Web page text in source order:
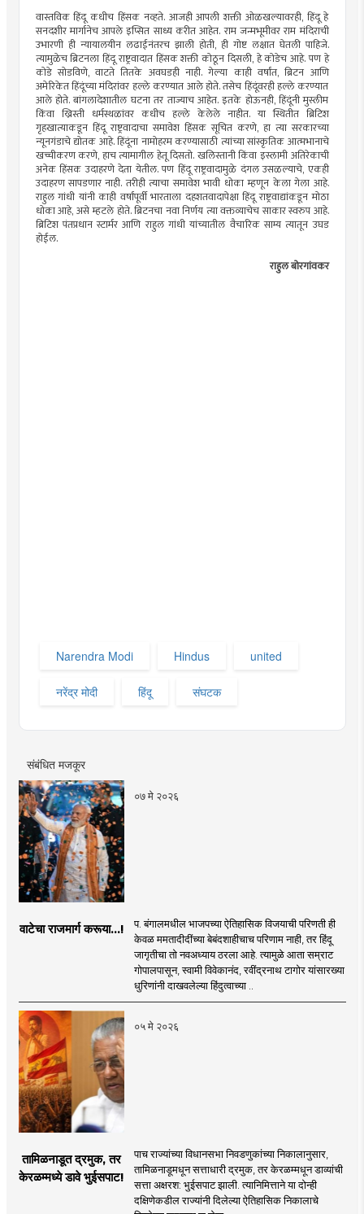
वास्तविक हिंदू कधीच हिंसक नव्हते. आजही आपली शक्ती ओळखल्यावरही, हिंदू हे
सनदशीर मार्गानेच आपले इप्सित साध्य करीत आहेत. राम जन्मभूमीवर राम मंदिराची
उभारणी ही न्यायालयीन लढाईनंतरच झाली होती, ही गोष्ट लक्षात घेतली पाहिजे.
त्यामुळेच ब्रिटनला हिंदू राष्ट्रवादात हिंसक शक्ती कोठून दिसली, हे कोडेच आहे. पण हे
कोडे सोडविणे, वाटते तितके अवघडही नाही. गेल्या काही वर्षांत, ब्रिटन आणि
अमेरिकेत हिंदूंच्या मंदिरांवर हल्ले करण्यात आले होते. तसेच हिंदूंवरही हल्ले करण्यात
आले होते. बांगलादेशातील घटना तर ताज्याच आहेत. इतके होऊनही, हिंदूंनी मुस्लीम
किंवा ख्रिस्ती धर्मस्थळांवर कधीच हल्ले केलेले नाहीत. या स्थितीत ब्रिटिश
गृहखात्याकडून हिंदू राष्ट्रवादाचा समावेश हिंसक सूचित करणे, हा त्या सरकारच्या
न्यूनगंडाचे द्योतक आहे. हिंदूंना नामोहरम करण्यासाठी त्यांच्या सांस्कृतिक आत्मभानाचे
खच्चीकरण करणे, हाच त्यामागील हेतू दिसतो. खलिस्तानी किंवा इस्लामी अतिरेकाची
अनेक हिंसक उदाहरणे देता येतील. पण हिंदू राष्ट्रवादामुळे दंगल उसळल्याचे, एकही
उदाहरण सापडणार नाही. तरीही त्याचा समावेश भावी धोका म्हणून केला गेला आहे.
राहुल गांधी यांनी काही वर्षांपूर्वी भारताला दहशतवादापेक्षा हिंदू राष्ट्रवाद्यांकडून मोठा
धोका आहे, असे म्हटले होते. ब्रिटनचा नवा निर्णय त्या वक्तव्याचेच साकार स्वरुप आहे.
ब्रिटिश पंतप्रधान स्टार्मर आणि राहुल गांधी यांच्यातील वैचारिक साम्य त्यातून उघड
होईल.
राहुल बोरगांवकर
Narendra Modi Hindus united
नरेंद्र मोदी हिंदू संघटक
संबंधित मजकूर
०७ मे २०२६
वाटेचा राजमार्ग करूया...!
प. बंगालमधील भाजपच्या ऐतिहासिक विजयाची परिणती ही
केवळ ममतादीदींच्या बेबंदशाहीचाच परिणाम नाही, तर हिंदू
जागृतीचा तो नवअध्याय ठरला आहे. त्यामुळे आता सम्राट
गोपालपासून, स्वामी विवेकानंद, रवींद्रनाथ टागोर यांसारख्या
धुरिणांनी दाखवलेल्या हिंदुत्वाच्या ..
०५ मे २०२६
तामिळनाडूत द्रमुक, तर
केरळम्मध्ये डावे भुईसपाट!
पाच राज्यांच्या विधानसभा निवडणुकांच्या निकालानुसार,
तामिळनाडूमधून सत्ताधारी द्रमुक, तर केरळम्मधून डाव्यांची
सत्ता अक्षरश: भुईसपाट झाली. त्यानिमित्ताने या दोन्ही
दक्षिणेकडील राज्यांनी दिलेल्या ऐतिहासिक निकालाचे